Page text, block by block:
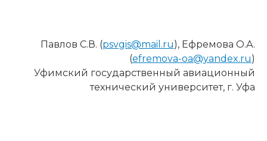
Павлов С.В. (psvgis@mail.ru), Ефремова О.А.
(efremova-oa@yandex.ru)
Уфимский государственный авиационный
технический университет, г. Уфа